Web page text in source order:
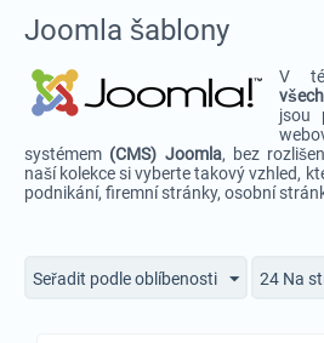
Joomla šablony
V
v
jsou
systémem (CMS) Joomla, bez
naší kolekce si vyberte takový vzhled,
podnikání, firemní stránky, osobní
Seřadit podle oblíbenosti 24 Na